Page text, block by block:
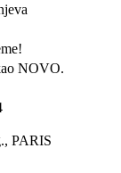
NOVO.
PARIS